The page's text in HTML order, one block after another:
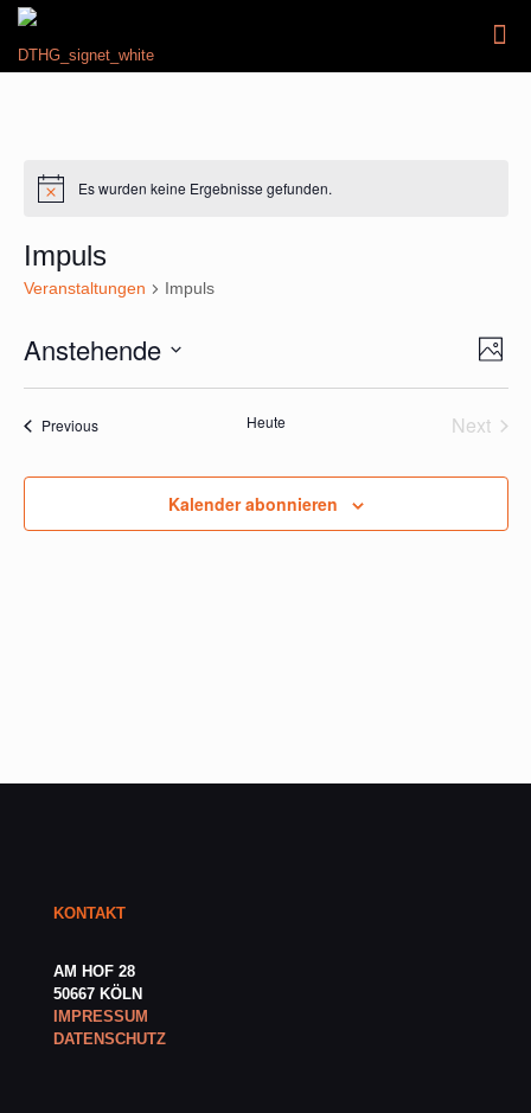
HinweisEs wurden keine Ergebnisse gefunden.
Impuls
Veranstaltungen Impuls
Photo
Anstehende
of
in
View
PreviousVeranstaltungen Heute
Next
Kalender abonnieren
KONTAKT
AM HOF 28
50667 KÖLN
IMPRESSUM
DATENSCHUTZ